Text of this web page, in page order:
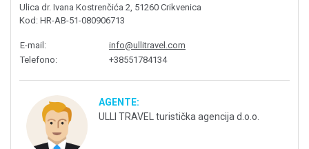
Ulica dr. Ivana Kostrenčića 2, 51260 Crikvenica
Kod : HR-AB-51-080906713
E-mail :
info@ullitravel.com
Telefono: +38551784134
AGENTE:
ULLI TRAVEL turistička agencija d.o.o.